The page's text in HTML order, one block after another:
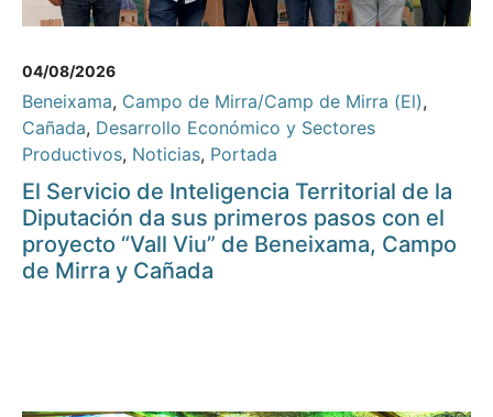
04/08/2026
Beneixama, Campo de Mirra/Camp de Mirra (El),
Cañada, Desarrollo Económico y Sectores
Productivos, Noticias, Portada
El Servicio de Inteligencia Territorial de la
Diputación da sus primeros pasos con el
proyecto “Vall Viu” de Beneixama, Campo
de Mirra y Cañada